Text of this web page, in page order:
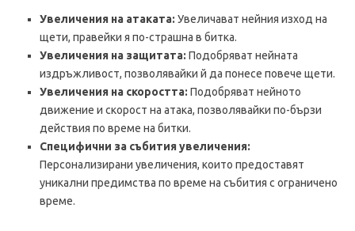
Увеличения на атаката: Увеличават нейния изход на
щети, правейки я по-страшна в битка.
Увеличения на защитата: Подобряват нейната
издръжливост, позволявайки й да понесе повече щети.
Увеличения на скоростта: Подобряват нейното
движение и скорост на атака, позволявайки по-бързи
действия по време на битки.
Специфични за събития увеличения:
Персонализирани увеличения, които предоставят
уникални предимства по време на събития с ограничено
време.